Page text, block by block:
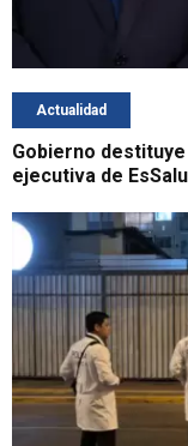
Actualidad
Gobierno
ejecutiva de